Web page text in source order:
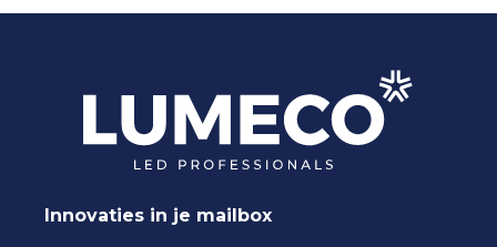
Innovaties in je mailbox